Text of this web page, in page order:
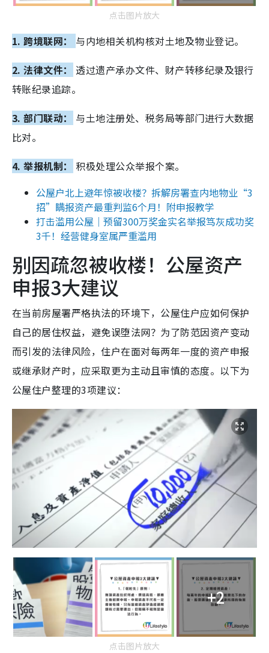
点击图片放大
1. 跨境联网： 与内地相关机构核对土地及物业登记。
2. 法律文件：
透过遗产承办文件、财产转移纪录及银行
转账纪录追踪。
3. 部门联动：
与土地注册处、税务局等部门进行大数据
比对。
4. 举报机制：
积极处理公众举报个案。
公屋户北上避年惊被收楼？拆解房署查内地物业“3
招”瞒报资产最重判监6个月！附申报教学
打击滥用公屋｜预留300万奖金实名举报笃灰成功奖
3千！经营健身室属严重滥用
别因疏忽被收楼！公屋资产
申报3大建议
在当前房屋署严格执法的环境下，公屋住户应如何保护
自己的居住权益，避免误堕法网？为了防范因资产变动
而引发的法律风险，住户在面对每两年一度的资产申报
或继承财产时，应采取更为主动且审慎的态度。以下为
公屋住户整理的3项建议：
+2
点击图片放大